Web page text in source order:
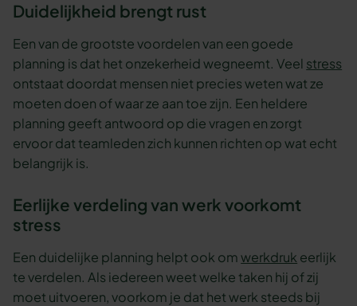
Duidelijkheid brengt rust
Een van de grootste voordelen van een goede
planning is dat het onzekerheid wegneemt. Veel stress
ontstaat doordat mensen niet precies weten wat ze
moeten doen of waar ze aan toe zijn. Een heldere
planning geeft antwoord op die vragen en zorgt
ervoor dat teamleden zich kunnen richten op wat echt
belangrijk is.
Eerlijke verdeling van werk voorkomt
stress
Een duidelijke planning helpt ook omwerkdruk eerlijk
te verdelen. Als iedereen weet welke taken hij of zij
moet uitvoeren, voorkom je dat het werk steeds bij